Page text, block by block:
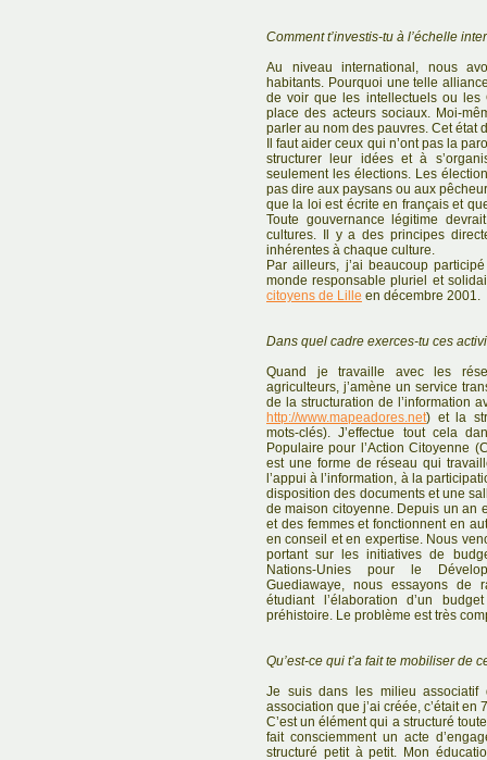
Comment t’investis-tu à l’échelle
Au niveau international, nous
habitants. Pourquoi une telle
de voir que les intellectuels ou
place des acteurs sociaux. Moi-
parler au nom des pauvres. Cet état
Il faut aider ceux qui n’ont pas la
structurer leur idées et à
seulement les élections. Les
pas dire aux paysans ou aux
que la loi est écrite en français et
Toute gouvernance légitime
cultures. Il y a des principes
inhérentes à chaque culture.
Par ailleurs, j’ai beaucoup
monde responsable pluriel et
citoyens de Lille en décembre 2001.
Dans quel cadre exerces-tu ces
Quand je travaille avec les
agriculteurs, j’amène un service
de la structuration de l’information
http://www.mapeadores.net) et la
mots-clés). J’effectue tout cela
Populaire pour l’Action Citoyenne
est une forme de réseau qui
l’appui à l’information, à la
disposition des documents et une
de maison citoyenne. Depuis un an
et des femmes et fonctionnent en
en conseil et en expertise. Nous
portant sur les initiatives de
Nations-Unies pour le
Guediawaye, nous essayons de
étudiant l’élaboration d’un
préhistoire. Le problème est très
Qu’est-ce qui t’a fait te mobiliser de
Je suis dans les milieu associatif
association que j’ai créée, c’était en
C’est un élément qui a structuré
fait consciemment un acte
structuré petit à petit. Mon